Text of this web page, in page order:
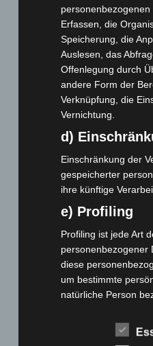
Elektro-
Elektro-
Elektro-
Elektro-
Erfassen, die
Speicherung, die
Auslesen, das
Offenlegung durch
andere Form der
Verknüpfung, die
Vernichtung.
d)
Einschränkung der
gespeicherter
ihre künftige
e) Profiling
Profiling ist jede Art
personenbezogener
diese
um bestimmte
natürliche Person
wirtschaftlicher
Vorlieben,